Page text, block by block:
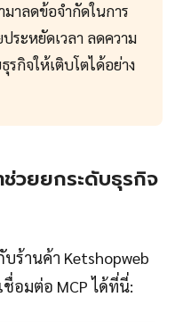
าลดข้อจำกัดในการ
ระหยัดเวลา ลดความ
กิจให้เติบโตได้อย่าง
ช่วยยกระดับธุรกิจ
ร้านค้า Ketshopweb
อมต่อ MCP ได้ที่นี่: